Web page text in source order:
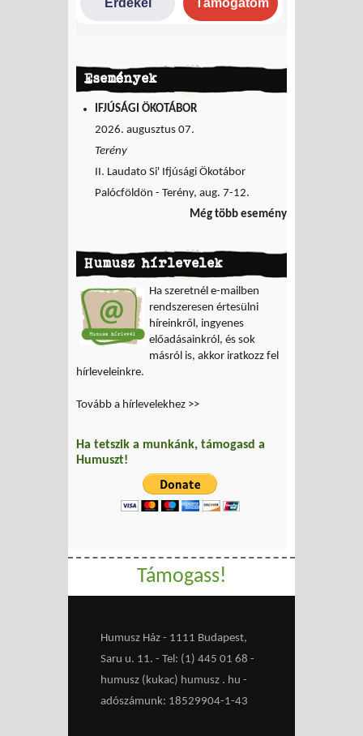
Események
IFJÚSÁGI ÖKOTÁBOR
2026. augusztus 07.
Terény
II. Laudato Si' Ifjúsági Ökotábor
Palócföldön - Terény, aug. 7-12.
Még több esemény
Humusz hírlevelek
Ha szeretnél e-mailben
rendszeresen értesülni
híreinkről, ingyenes
előadásainkról, és sok
másról is, akkor iratkozz fel
hírleveleinkre.
Tovább a hírlevelekhez >>
Ha tetszik a munkánk, támogasd a
Humuszt!
Támogass!
Humusz Ház - 1111 Budapest,
Saru u. 11. - Tel: (1) 445 01 68 -
humusz (kukac) humusz . hu -
adószámunk: 18529904-1-43